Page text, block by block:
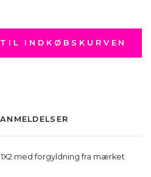
INDKØBSKURVEN
ANMELDELSER
med forgyldning fra mærket